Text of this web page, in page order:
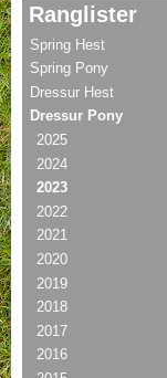
Ranglister
Spring Hest
Spring Pony
Dressur Hest
Dressur Pony
2025
2024
2023
2022
2021
2020
2019
2018
2017
2016